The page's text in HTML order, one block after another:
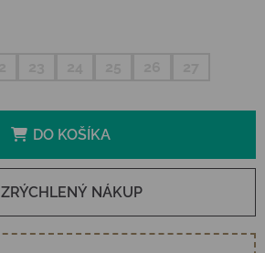
DO KOŠÍKA
ZRÝCHLENÝ NÁKUP